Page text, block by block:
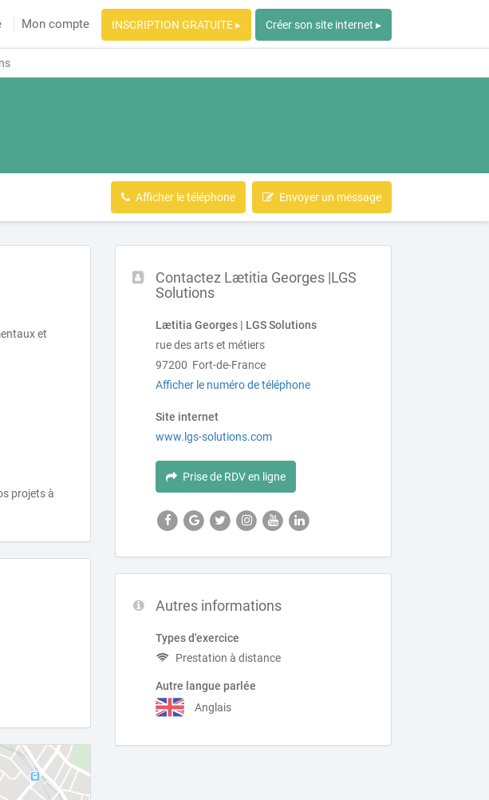
Mon compte INSCRIPTION GRATUITE ▸ Créer son site internet ▸
Afficher le téléphone Envoyer un message
Contactez Lætitia Georges |LGS
Solutions
Lætitia Georges | LGS Solutions
rue des arts et métiers
97200 Fort-de-France
Afficher le numéro de téléphone
Site internet
www.lgs-solutions.com
Prise de RDV en ligne
Autres informations
Types d'exercice
Prestation à distance
Autre langue parlée
Anglais
et
projets à